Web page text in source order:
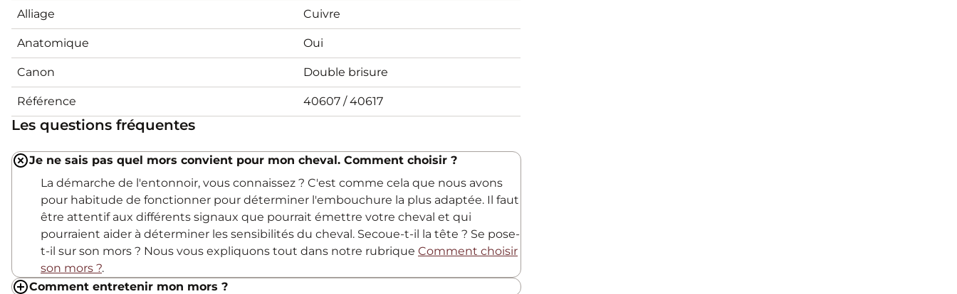
Alliage Cuivre
Anatomique Oui
Canon Double brisure
Référence 40607 / 40617
Les questions fréquentes
Je ne sais pas quel mors convient pour mon cheval. Comment choisir ?
La démarche de l'entonnoir, vous connaissez ? C'est comme cela que nous avons
pour habitude de fonctionner pour déterminer l'embouchure la plus adaptée. Il faut
être attentif aux différents signaux que pourrait émettre votre cheval et qui
pourraient aider à déterminer les sensibilités du cheval. Secoue-t-il la tête ? Se pose-
t-il sur son mors ? Nous vous expliquons tout dans notre rubrique Comment choisir
son mors ?.
Comment entretenir mon mors ?